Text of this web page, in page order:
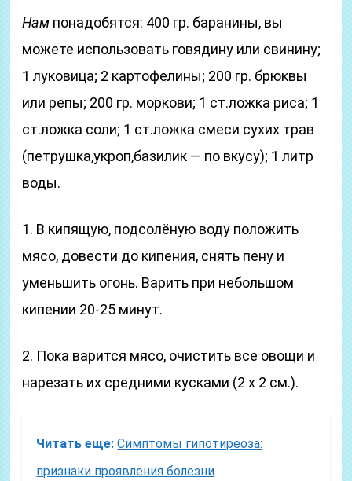
Нам понадобятся: 400 гр. баранины, вы
можете использовать говядину или свинину;
1 луковица; 2 картофелины; 200 гр. брюквы
или репы; 200 гр. моркови; 1 ст.ложка риса; 1
ст.ложка соли; 1 ст.ложка смеси сухих трав
(петрушка,укроп,базилик — по вкусу); 1 литр
воды.
1. В кипящую, подсолёную воду положить
мясо, довести до кипения, снять пену и
уменьшить огонь. Варить при небольшом
кипении 20-25 минут.
2. Пока варится мясо, очистить все овощи и
нарезать их средними кусками (2 х 2 см.).
Читать еще: Симптомы гипотиреоза:
признаки проявления болезни